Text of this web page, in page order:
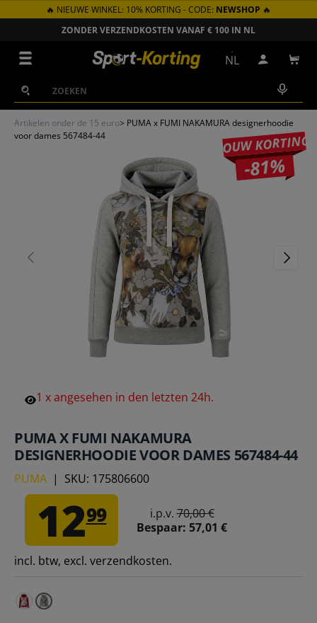
GA NAAR INHOUD
🔥 NIEUWE WINKEL: 10% KORTING - CODE: NEWSHOP 🔥
ZONDER VERZENDKOSTEN VANAF € 100 IN NL
Zoeken
Zoeken
NL Inloggen
Artikelen onder de 15 euro> PUMA x FUMI NAKAMURA designerhoodie
voor dames 567484-44
JOUW KORTING
-81%
VORIGE
1 xangesehen in den letzten 24h.
PUMA X FUMI NAKAMURA
DESIGNERHOODIE VOOR DAMES 567484-44
PUMA | SKU: 175806600
1299 i.p.v.70,00 €
Bespaar: 57,01 €
incl. btw, excl. verzendkosten.